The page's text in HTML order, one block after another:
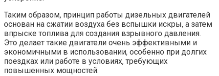
Таким образом, принцип работы дизельных двигателей
основан на сжатии воздуха без вспышки искры, а затем
впрыске топлива для создания взрывного давления.
Это делает такие двигатели очень эффективными и
экономичными в использовании, особенно при долгих
поездках или работе в условиях, требующих
повышенных мощностей.